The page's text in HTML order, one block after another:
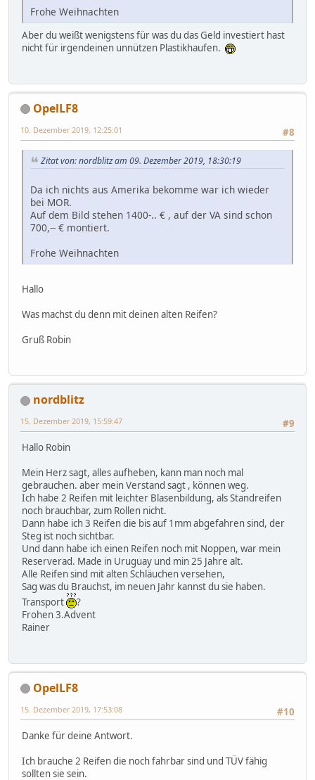
Frohe Weihnachten
Aber du weißt wenigstens für was du das Geld investiert hast
nicht für irgendeinen unnützen Plastikhaufen.
OpelLF8
#8
10. Dezember 2019, 12:25:01
Zitat von: nordblitz am 09. Dezember 2019, 18:30:19
Da ich nichts aus Amerika bekomme war ich wieder
bei MOR.
Auf dem Bild stehen 1400-.. € , auf der VA sind schon
700,-- € montiert.
Frohe Weihnachten
Hallo
Was machst du denn mit deinen alten Reifen?
Gruß Robin
nordblitz
#9
15. Dezember 2019, 15:59:47
Hallo Robin
Mein Herz sagt, alles aufheben, kann man noch mal
gebrauchen. aber mein Verstand sagt , können weg.
Ich habe 2 Reifen mit leichter Blasenbildung, als Standreifen
noch brauchbar, zum Rollen nicht.
Dann habe ich 3 Reifen die bis auf 1mm abgefahren sind, der
Steg ist noch sichtbar.
Und dann habe ich einen Reifen noch mit Noppen, war mein
Reserverad. Made in Uruguay und min 25 Jahre alt.
Alle Reifen sind mit alten Schläuchen versehen,
Sag was du Brauchst, im neuen Jahr kannst du sie haben.
Transport
?
Frohen 3.Advent
Rainer
OpelLF8
#10
15. Dezember 2019, 17:53:08
Danke für deine Antwort.
Ich brauche 2 Reifen die noch fahrbar sind und TÜV fähig
sollten sie sein.